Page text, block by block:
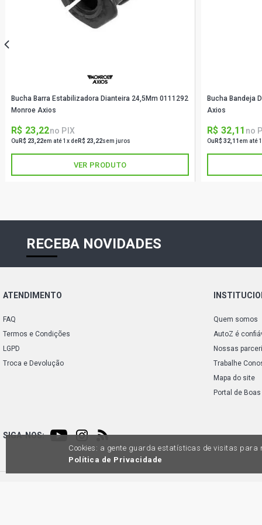
Bucha Barra Estabilizadora Dianteira 24,5Mm 0111292
Monroe Axios
R$ 23,22no PIX
Ou R$ 23,22em até 1x deR$ 23,22sem juros
VER PRODUTO
Bucha Bandeja
Axios
R$ 32,11 no
Ou R$ 32,11em até
RECEBA NOVIDADES
ATENDIMENTO
FAQ
Termos e Condições
LGPD
Troca e Devolução
Quem somos
AutoZ é
Nossas
Trabalhe
Mapa do site
Portal de
SIGA-NOS:
Cookies: a gente guarda estatísticas de visitas para
Política de Privacidade